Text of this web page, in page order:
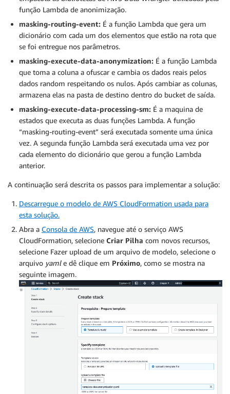
função Lambda de anonimização.
masking-routing-event: É a função Lambda que gera um
dicionário com cada um dos elementos que estão na rota que
se foi entregue nos parâmetros.
masking-execute-data-anonymization: É a função Lambda
que toma a coluna a ofuscar e cambia os dados reais pelos
dados random respeitando os nulos. Após cambiar as colunas,
armazena elas na pasta de destino dentro do bucket de saída.
masking-execute-data-processing-sm: É a maquina de
estados que executa as duas funções Lambda. A função
“masking-routing-event” será executada somente uma única
vez. A segunda função Lambda será executada uma vez por
cada elemento do dicionário que gerou a função Lambda
anterior.
A continuação será descrita os passos para implementar a solução:
Descarregue o modelo de AWS CloudFormation usada para
esta solução.
Abra a Consola de AWS, navegue até o serviço AWS
CloudFormation, selecione Criar Pilha com novos recursos,
selecione Fazer upload de um arquivo de modelo, selecione o
arquivo yamle dê clique em Próximo, como se mostra na
seguinte imagem.